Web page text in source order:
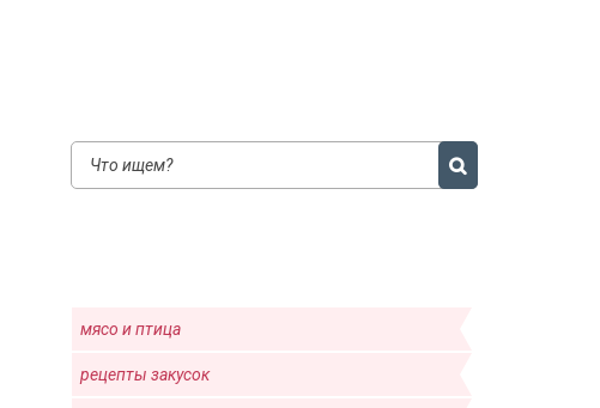
мясо и птица
рецепты закусок